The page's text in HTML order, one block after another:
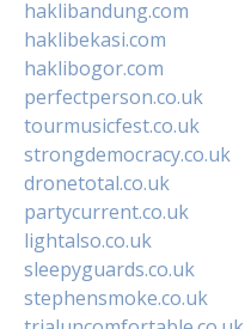
haklibandung.com
haklibekasi.com
haklibogor.com
perfectperson.co.uk
tourmusicfest.co.uk
strongdemocracy.co.uk
dronetotal.co.uk
partycurrent.co.uk
lightalso.co.uk
sleepyguards.co.uk
stephensmoke.co.uk